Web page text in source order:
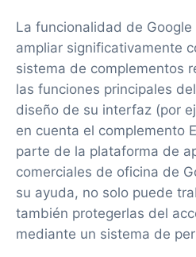
La funcionalidad de
ampliar significativamente
sistema de complementos
las funciones principales
diseño de su interfaz (por
en cuenta el complemento
parte de la plataforma de
comerciales de oficina de
su ayuda, no solo puede
también protegerlas del
mediante un sistema de